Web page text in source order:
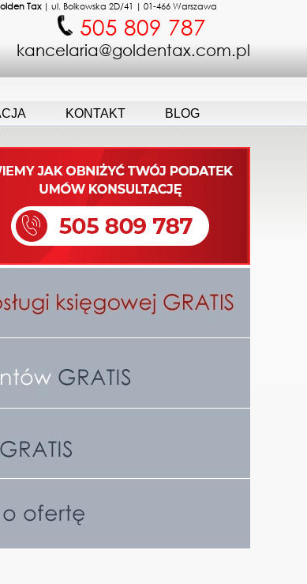
Tax| ul. Bolkowska 2D/41 | 01-466Warszawa
505 809 787
kancelaria@goldentax.com.pl
KONTAKT BLOG